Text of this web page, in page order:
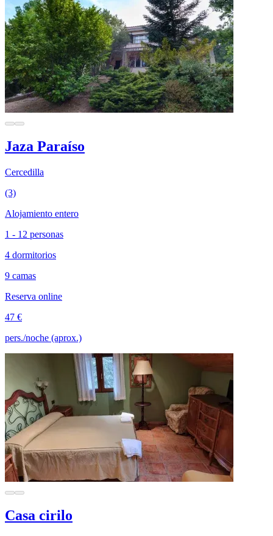
Jaza Paraíso
Cercedilla
(3)
Alojamiento entero
1 - 12 personas
4 dormitorios
9 camas
Reserva online
47 €
pers./noche (aprox.)
Casa cirilo